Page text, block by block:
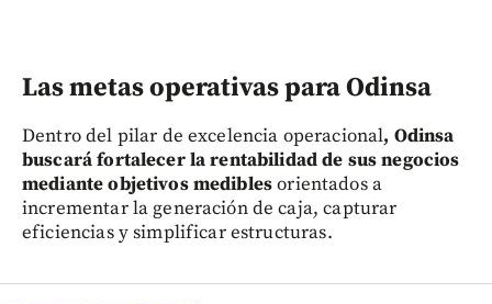
Las metas operativas para Odinsa
Dentro del pilar de excelencia operacional, Odinsa
buscará fortalecer la rentabilidad de sus negocios
mediante objetivos mediblesorientados a
incrementar la generación de caja, capturar
eficiencias y simplificar estructuras.